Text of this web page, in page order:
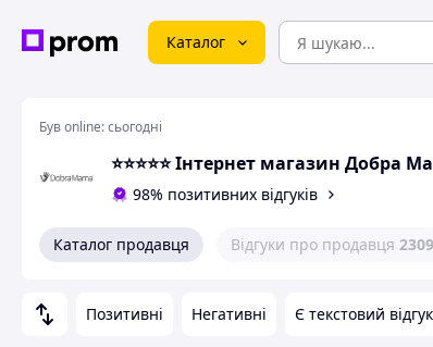
Каталог
Був online:сьогодні
⭐⭐⭐⭐⭐ Інтернет магазин Добра
98% позитивних відгуків
Каталог продавця Відгуки про продавця 2309
Позитивні Негативні Є текстовий відгук